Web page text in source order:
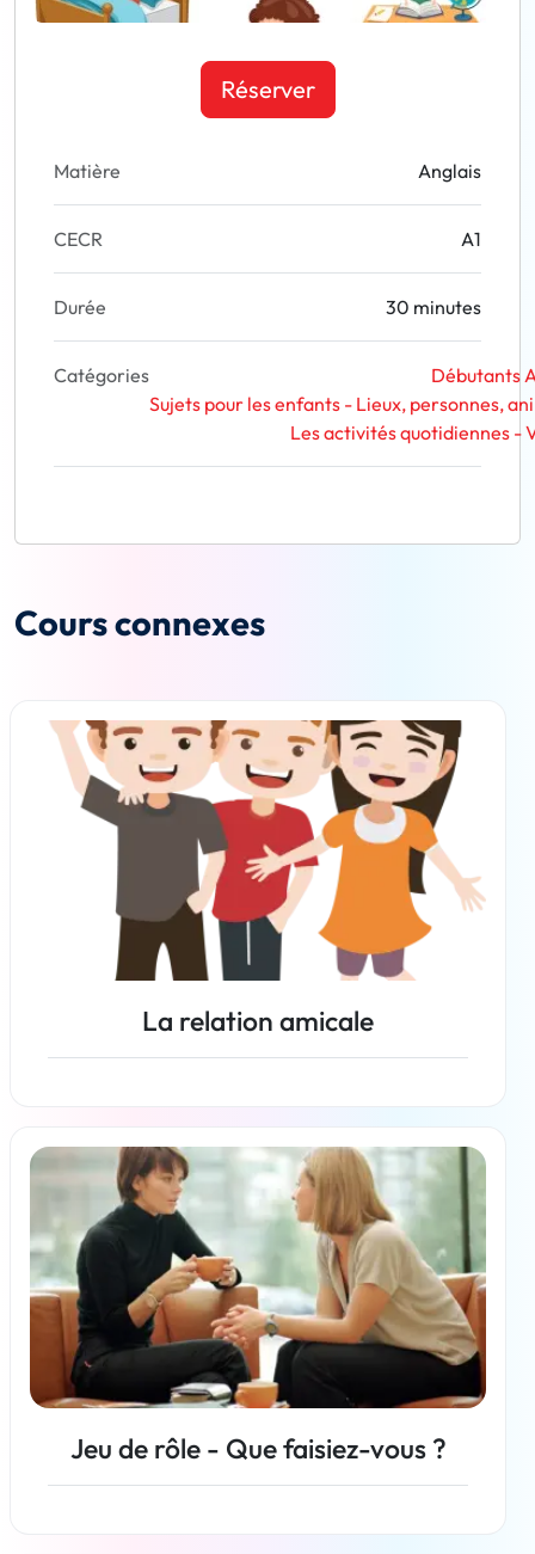
Réserver
Matière Anglais
CECR A1
Durée 30 minutes
Catégories
Débutants
Sujets pour les enfants - Lieux, personnes,
Les activités quotidiennes -
Cours connexes
La relation amicale
En savoir plus
Jeu de rôle - Que faisiez-vous ?